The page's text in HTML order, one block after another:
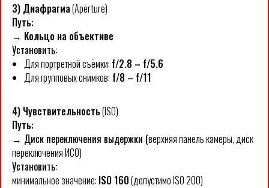
3) Диафрагма(Aperture)
Путь:
→ Кольцо на объективе
Установить:
Для портретной съёмки: f/2.8 – f/5.6
Для групповых снимков: f/8 – f/11
4) Чувствительность(ISO)
Путь:
→ Диск переключения выдержки (верхняя панель камеры, диск
переключения ИСО)
Установить:
минимальное значение: ISO 160(допустимо ISO 200)